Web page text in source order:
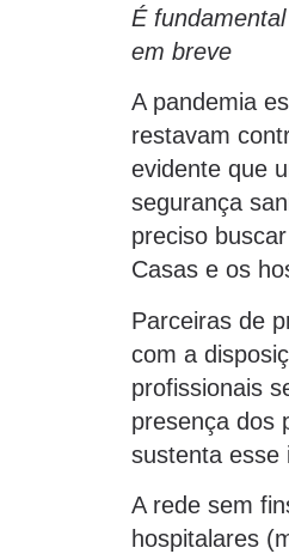
É
em breve
A pandemia
restavam
evidente que
segurança
preciso
Casas e os
Parceiras de
com a
profissionais
presença dos
sustenta esse
A rede sem
hospitalares